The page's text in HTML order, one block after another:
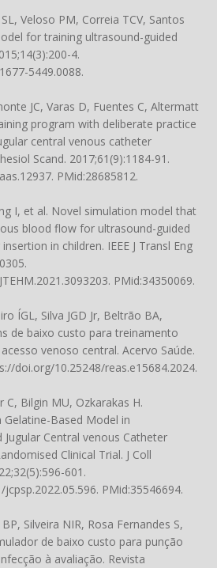
Veloso PM, Correia TCV, Santos
for training ultrasound-guided
4.
5449.0088.
JC, Varas D, Fuentes C, Altermatt
program with deliberate practice
central venous catheter
Scand. 2017;61(9):1184-91.
. PMid:28685812.
I, et al. Novel simulation model that
blood flow for ultrasound-guided
in children. IEEE J Transl Eng
. PMid:34350069.
ÍGL, Silva JGD Jr, Beltrão BA,
de baixo custo para treinamento
venoso central. Acervo Saúde.
doi.org/10.25248/reas.e15684.2024.
C, Bilgin MU, Ozkarakas H.
Gelatine-Based Model in
Central venous Catheter
Clinical Trial. J Coll
601.
. PMid:35546694.
Silveira NIR, Rosa Fernandes S,
de baixo custo para punção
à avaliação. Revista